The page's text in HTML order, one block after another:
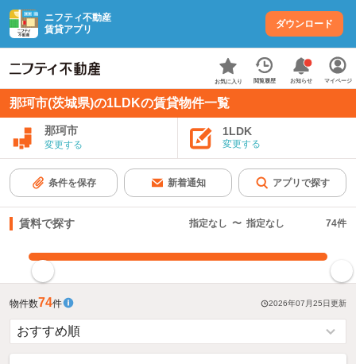
ニフティ不動産
賃貸アプリ
ダウンロード
お気に入り 閲覧履歴 お知らせ マイページ
那珂市(茨城県)の1LDKの賃貸物件一覧
那珂市
変更する
1LDK
変更する
条件を保存 新着通知 アプリで探す
賃料で探す 指定なし 〜 指定なし 74件
物件数74件 2026年07月25日更新